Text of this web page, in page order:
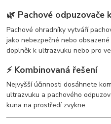
🌿 Pachové odpuzovače
Pachové ohradníky vytváří
jako nebezpečné nebo
doplněk k ultrazvuku nebo pro
⚡ Kombinovaná řešení
Nejvyšší účinnosti dosáhnete
ultrazvuku a pachového
kuna na prostředí zvykne.